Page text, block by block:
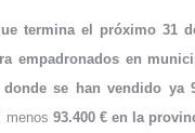
termina el próximo 31
empadronados en
donde se han vendido ya
menos 93.400 € en la